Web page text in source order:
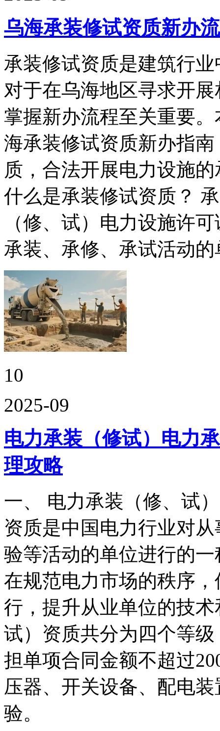
乌海承装修试资质新办
承装修试资质是建筑行
对于在乌海地区寻求开
掌握新办流程至关重要
海承装修试资质新办指
质，合法开展电力设施
什么是承装修试资质？
（修、试）电力设施许
承装、承修、承试活动
10
2025-09
电力承装（修试）电力
理攻略
一、 电力承装（修、试
资质是中国电力行业对
验等活动的单位进行的
在规范电力市场的秩序
行，提升从业单位的技
试）资质共分为四个等
担单项合同金额不超过
压器、开关设备、配电
验。